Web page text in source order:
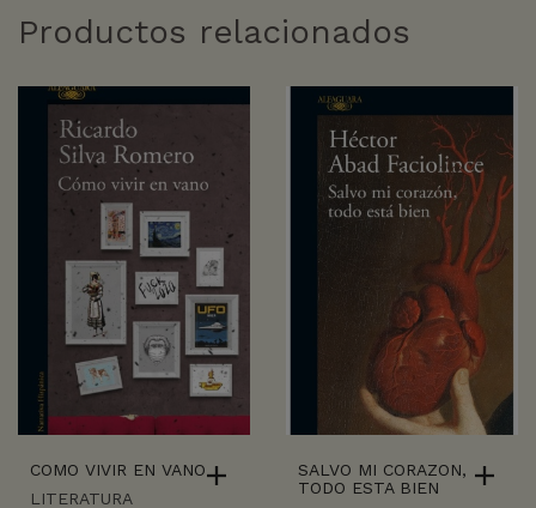
Productos relacionados
COMO VIVIR EN VANO
LITERATURA
SALVO MI CORAZON,
TODO ESTA BIEN